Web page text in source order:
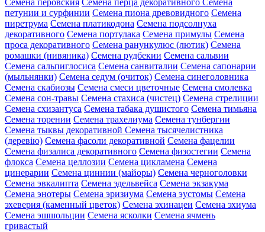
Семена перовския Семена перца декоративного Семена
петунии и сурфинии Семена пиона древовидного Семена
пиретрума Семена платикодона Семена подсолнуха
декоративного Семена портулака Семена примулы Семена
проса декоративного Семена ранункулюс (лютик) Семена
ромашки (нивяника) Семена рудбекии Семена сальвии
Семена сальпиглосиса Семена санвиталии Семена сапонарии
(мыльнянки) Семена седум (очиток) Семена синеголовника
Семена скабиозы Семена смеси цветочные Семена смолевка
Семена сон-травы Семена стахиса (чистец) Семена стрелиции
Семена схизантуса Семена табака душистого Семена тимьяна
Семена торении Семена трахелиума Семена тунбергии
Семена тыквы декоративной Семена тысячелистника
(деревію) Семена фасоли декоративной Семена фацелии
Семена физалиса декоративного Семена физостегии Семена
флокса Семена целлозии Семена цикламена Семена
цинерарии Семена циннии (майоры) Семена черноголовки
Семена эвкалипта Семена эдельвейса Семена экзакума
Семена энотеры Семена эризиума Семена эустомы Семена
эхеверия (каменный цветок) Семена эхинацеи Семена эхиума
Семена эшшольции Семена ясколки Семена ячмень
гривастый